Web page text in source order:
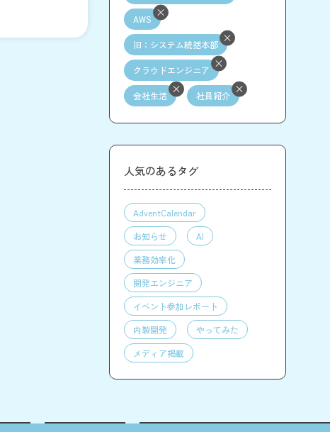
AWS
旧：システム統括本部
クラウドエンジニア
会社生活 社員紹介
人気のあるタグ
AdventCalendar
お知らせ
AI
業務効率化
開発エンジニア
イベント参加レポート
内製開発
やってみた
メディア掲載